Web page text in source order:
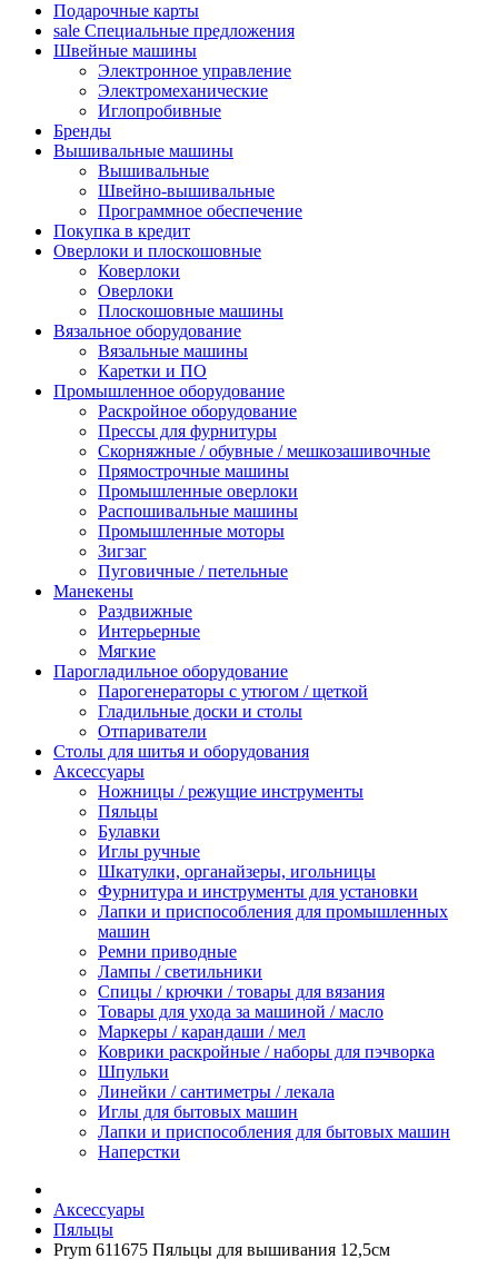
Подарочные карты
sale Специальные предложения
Швейные машины
Электронное управление
Электромеханические
Иглопробивные
Бренды
Вышивальные машины
Вышивальные
Швейно-вышивальные
Программное обеспечение
Покупка в кредит
Оверлоки и плоскошовные
Коверлоки
Оверлоки
Плоскошовные машины
Вязальное оборудование
Вязальные машины
Каретки и ПО
Промышленное оборудование
Раскройное оборудование
Прессы для фурнитуры
Скорняжные / обувные / мешкозашивочные
Прямострочные машины
Промышленные оверлоки
Распошивальные машины
Промышленные моторы
Зигзаг
Пуговичные / петельные
Манекены
Раздвижные
Интерьерные
Мягкие
Парогладильное оборудование
Парогенераторы с утюгом / щеткой
Гладильные доски и столы
Отпариватели
Столы для шитья и оборудования
Аксессуары
Ножницы / режущие инструменты
Пяльцы
Булавки
Иглы ручные
Шкатулки, органайзеры, игольницы
Фурнитура и инструменты для установки
Лапки и приспособления для промышленных
машин
Ремни приводные
Лампы / светильники
Спицы / крючки / товары для вязания
Товары для ухода за машиной / масло
Маркеры / карандаши / мел
Коврики раскройные / наборы для пэчворка
Шпульки
Линейки / сантиметры / лекала
Иглы для бытовых машин
Лапки и приспособления для бытовых машин
Наперстки
Аксессуары
Пяльцы
Prym 611675 Пяльцы для вышивания 12,5см